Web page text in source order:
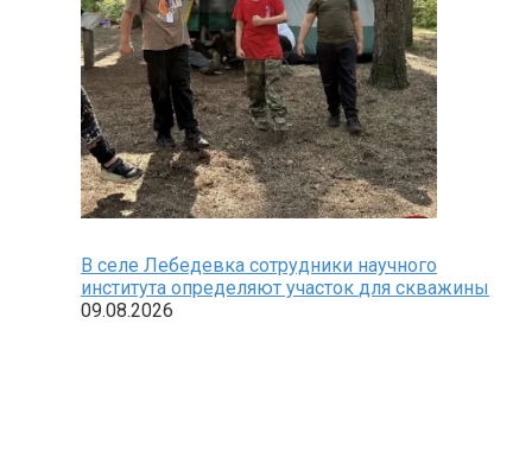
В селе Лебедевка сотрудники научного
института определяют участок для скважины
09.08.2026